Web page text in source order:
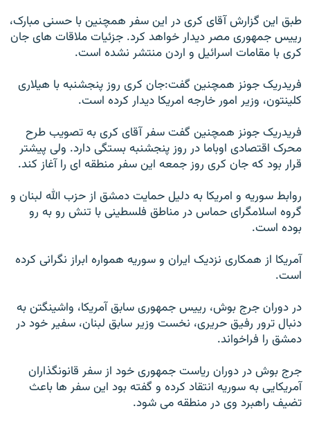
طبق اين گزارش آقای کری در اين سفر همچنين با حسنی مبارک،
رييس جمهوری مصر ديدار خواهد کرد. جزئيات ملاقات های جان
کری با مقامات اسرائيل و اردن منتشر نشده است.
فريدريک جونز همچنين گفت:جان کری روز پنجشنبه با هيلاری
کلينتون، وزير امور خارجه امريکا ديدار کرده است.
فريدريک جونز همچنین گفت سفر آقای کری به تصويب طرح
محرک اقتصادی اوباما در روز پنجشنبه بستگی دارد. ولی پيشتر
قرار بود که جان کری روز جمعه اين سفر منطقه ای را آغاز کند.
روابط سوريه و امريکا به دليل حمايت دمشق از حزب الله لبنان و
گروه اسلامگرای حماس در مناطق فلسطينی با تنش رو به رو
بوده است.
آمريکا از همکاری نزديک ايران و سوريه همواره ابراز نگرانی کرده
است.
در دوران جرج بوش، رييس جمهوری سابق آمريکا، واشينگتن به
دنبال ترور رفيق حريری، نخست وزير سابق لبنان، سفير خود در
دمشق را فراخواند.
جرج بوش در دوران ریاست جمهوری خود از سفر قانونگذاران
آمريکايی به سوريه انتقاد کرده و گفته بود اين سفر ها باعث
تضيف راهبرد وی در منطقه می شود.